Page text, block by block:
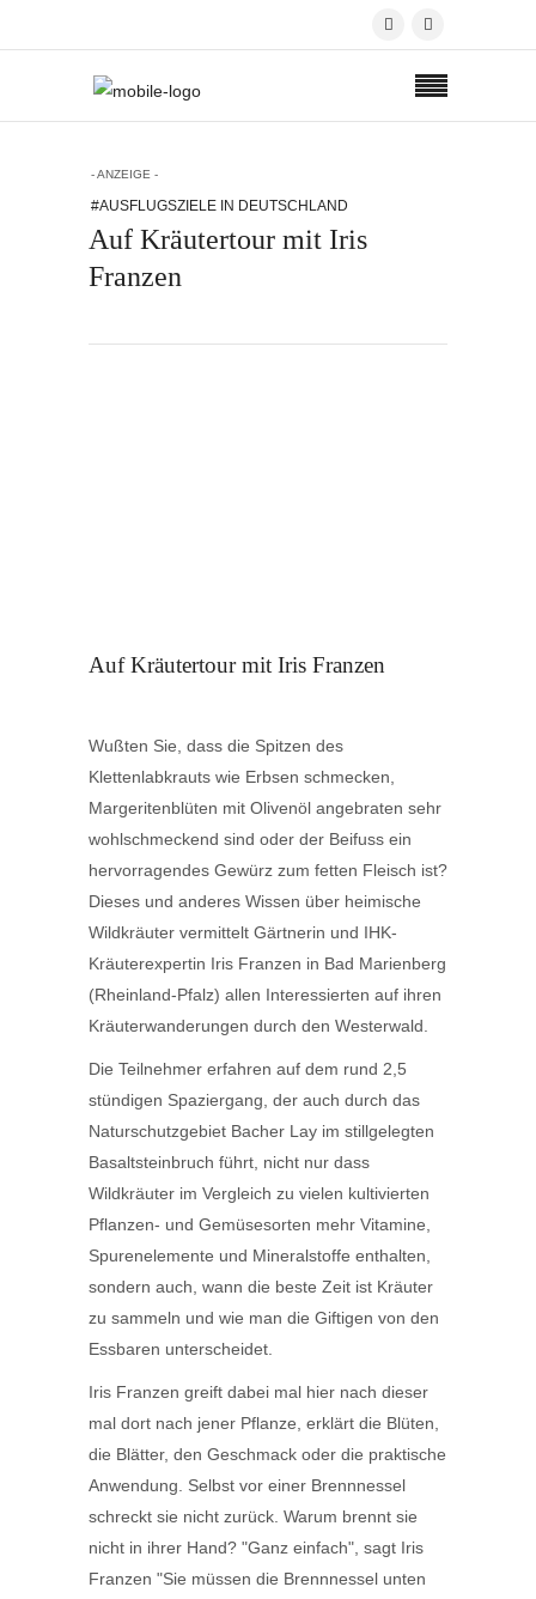
- ANZEIGE -
#AUSFLUGSZIELE IN DEUTSCHLAND
Auf Kräutertour mit Iris
Franzen
Auf Kräutertour mit Iris Franzen
Wußten Sie, dass die Spitzen des
Klettenlabkrauts wie Erbsen schmecken,
Margeritenblüten mit Olivenöl angebraten sehr
wohlschmeckend sind oder der Beifuss ein
hervorragendes Gewürz zum fetten Fleisch ist?
Dieses und anderes Wissen über heimische
Wildkräuter vermittelt Gärtnerin und IHK-
Kräuterexpertin Iris Franzen in Bad Marienberg
(Rheinland-Pfalz) allen Interessierten auf ihren
Kräuterwanderungen durch den Westerwald.
Die Teilnehmer erfahren auf dem rund 2,5
stündigen Spaziergang, der auch durch das
Naturschutzgebiet Bacher Lay im stillgelegten
Basaltsteinbruch führt, nicht nur dass
Wildkräuter im Vergleich zu vielen kultivierten
Pflanzen- und Gemüsesorten mehr Vitamine,
Spurenelemente und Mineralstoffe enthalten,
sondern auch, wann die beste Zeit ist Kräuter
zu sammeln und wie man die Giftigen von den
Essbaren unterscheidet.
Iris Franzen greift dabei mal hier nach dieser
mal dort nach jener Pflanze, erklärt die Blüten,
die Blätter, den Geschmack oder die praktische
Anwendung. Selbst vor einer Brennnessel
schreckt sie nicht zurück. Warum brennt sie
nicht in ihrer Hand? "Ganz einfach", sagt Iris
Franzen "Sie müssen die Brennnessel unten